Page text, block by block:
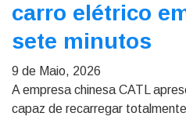
carro elétrico
sete minutos
9 de Maio, 2026
A empresa chinesa CATL
capaz de recarregar